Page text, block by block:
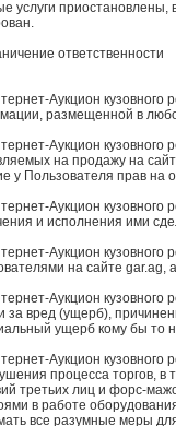
услуги приостановлены,
ответственности
Аукцион кузовного
размещенной в
Аукцион кузовного
на продажу на
у Пользователя прав на
Аукцион кузовного
и исполнения ими
Аукцион
на сайте gar.ag,
Аукцион
за вред (ущерб),
ущерб кому бы то
Аукцион кузовного
процесса торгов,
третьих лиц и форс-
в работе
все разумные меры